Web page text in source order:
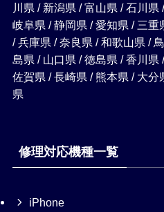
川県 / 新潟県 / 富山県 / 石川
岐阜県 / 静岡県 / 愛知県 / 三
/ 兵庫県 / 奈良県 / 和歌山県 /
島県 / 山口県 / 徳島県 / 香川県
佐賀県 / 長崎県 / 熊本県 / 大分
県
修理対応機種一覧
iPhone